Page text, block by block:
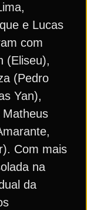
e Lucas
com
(Eliseu),
(Pedro
Yan),
Com mais
na
da